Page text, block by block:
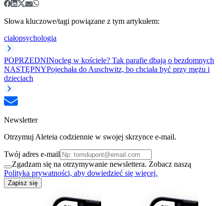
Słowa kluczowe/tagi powiązane z tym artykułem:
ciałopsychologia
POPRZEDNINocleg w kościele? Tak parafie dbają o bezdomnych
NASTĘPNYPojechała do Auschwitz, bo chciała być przy mężu i
dzieciach
Newsletter
Otrzymuj Aleteia codziennie w swojej skrzynce e-mail.
Twój adres e-mail
Zgadzam się na otrzymywanie newslettera. Zobacz naszą
Polityka prywatności, aby dowiedzieć się więcej.
Zapisz się